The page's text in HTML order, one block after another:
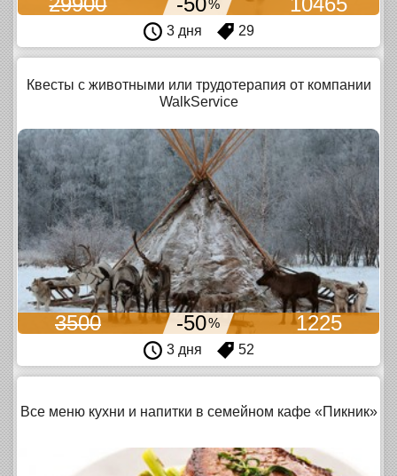
%
3 дня 29
Квесты с животными или трудотерапия от компании
WalkService
3500 -50% 1225
3 дня 52
Все меню кухни и напитки в семейном кафе «Пикник»